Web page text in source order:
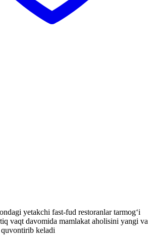
yetakchi fast-fud restoranlar tarmog‘i
vaqt davomida mamlakat aholisini yangi va
keladi